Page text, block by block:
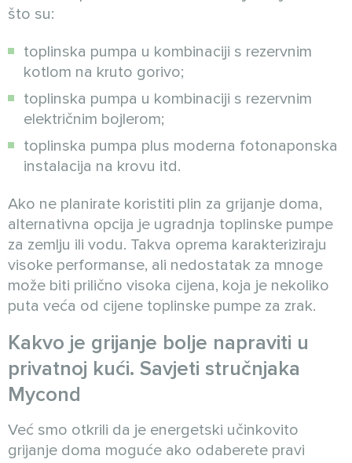
što su:
toplinska pumpa u kombinaciji s rezervnim
kotlom na kruto gorivo;
toplinska pumpa u kombinaciji s rezervnim
električnim bojlerom;
toplinska pumpa plus moderna fotonaponska
instalacija na krovu itd.
Ako ne planirate koristiti plin za grijanje doma,
alternativna opcija je ugradnja toplinske pumpe
za zemlju ili vodu. Takva oprema karakteriziraju
visoke performanse, ali nedostatak za mnoge
može biti prilično visoka cijena, koja je nekoliko
puta veća od cijene toplinske pumpe za zrak.
Kakvo je grijanje bolje napraviti u
privatnoj kući. Savjeti stručnjaka
Mycond
Već smo otkrili da je energetski učinkovito
grijanje doma moguće ako odaberete pravi